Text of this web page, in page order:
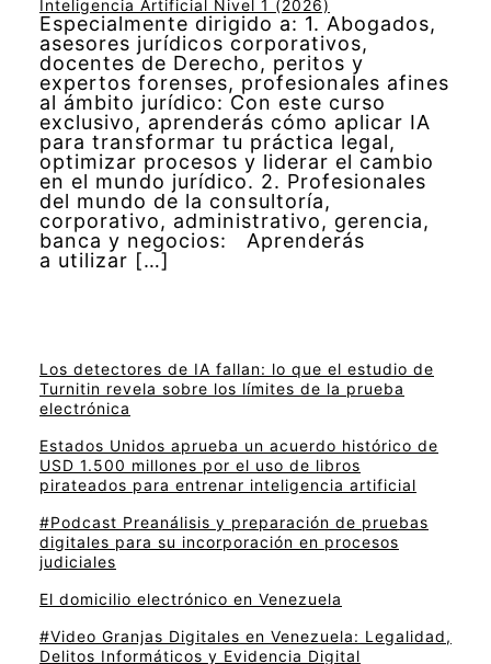
Inteligencia Artificial Nivel 1 (2026)
Especialmente dirigido a: 1. Abogados,
asesores jurídicos corporativos,
docentes de Derecho, peritos y
expertos forenses, profesionales afines
al ámbito jurídico: Con este curso
exclusivo, aprenderás cómo aplicar IA
para transformar tu práctica legal,
optimizar procesos y liderar el cambio
en el mundo jurídico. 2. Profesionales
del mundo de la consultoría,
corporativo, administrativo, gerencia,
banca y negocios: Aprenderás
a utilizar […]
Los detectores de IA fallan: lo que el estudio de
Turnitin revela sobre los límites de la prueba
electrónica
Estados Unidos aprueba un acuerdo histórico de
USD 1.500 millones por el uso de libros
pirateados para entrenar inteligencia artificial
#Podcast Preanálisis y preparación de pruebas
digitales para su incorporación en procesos
judiciales
El domicilio electrónico en Venezuela
#Video Granjas Digitales en Venezuela: Legalidad,
Delitos Informáticos y Evidencia Digital